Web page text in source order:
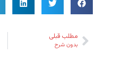
مطلب قبلی
بدون شرح